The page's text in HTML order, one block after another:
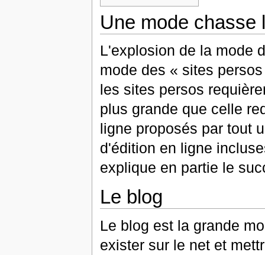
Une mode chasse
L'explosion de la mode
mode des « sites
les sites persos
plus grande que celle
ligne proposés par tout
d'édition en ligne
explique en partie le
Le blog
Le blog est la grande
exister sur le net et